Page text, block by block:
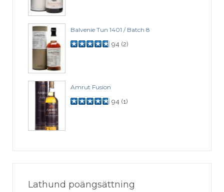
Balvenie Tun 1401 / Batch 8
94 (2)
Amrut Fusion
94 (1)
Lathund poängsättning